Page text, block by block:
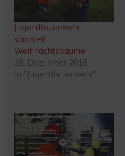
Jugendfeuerwehr
sammelt
Weihnachtsbäume
28. Dezember 2018
In "Jugendfeuerwehr"